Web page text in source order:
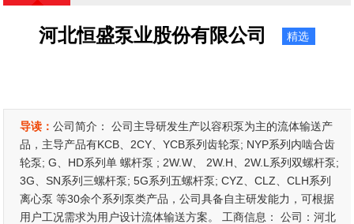
河北恒盛泵业股份有限公司 精选
导读：公司简介： 公司主导研发生产以容积泵为主的流体输送产
品，主导产品有KCB、2CY、YCB系列齿轮泵; NYP系列内啮合齿
轮泵; G、HD系列单 螺杆泵 ; 2W.W、 2W.H、2W.L系列双螺杆泵;
3G、SN系列三螺杆泵; 5G系列五螺杆泵; CYZ、CLZ、CLH系列
离心泵 等30余个系列泵类产品，公司具备自主研发能力，可根据
用户工况需求为用户设计流体输送方案。 工商信息： 公司：河北